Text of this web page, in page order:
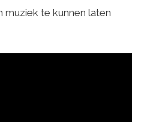
te kunnen laten